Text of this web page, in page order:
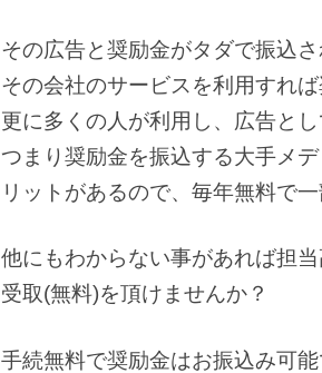
その広告と奨励金がタダで振込
その会社のサービスを利用すれ
更に多くの人が利用し、広告と
つまり奨励金を振込する大手メ
リットがあるので、毎年無料で
他にもわからない事があれば担
受取(無料)を頂けませんか？
手続無料で奨励金はお振込み可